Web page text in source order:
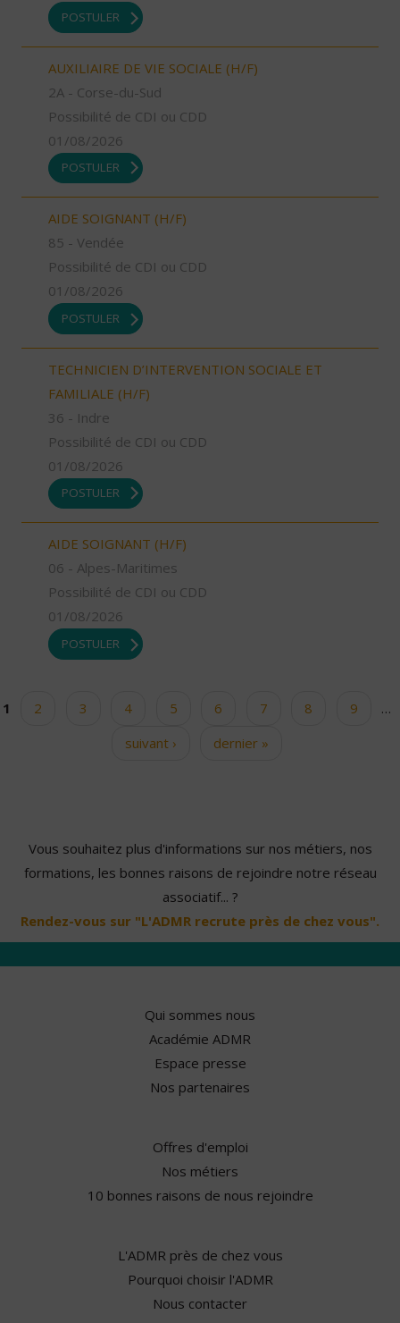
POSTULER
AUXILIAIRE DE VIE SOCIALE (H/F)
2A - Corse-du-Sud
Possibilité de CDI ou CDD
01/08/2026
POSTULER
AIDE SOIGNANT (H/F)
85 - Vendée
Possibilité de CDI ou CDD
01/08/2026
POSTULER
TECHNICIEN D’INTERVENTION SOCIALE ET
FAMILIALE (H/F)
36 - Indre
Possibilité de CDI ou CDD
01/08/2026
POSTULER
AIDE SOIGNANT (H/F)
06 - Alpes-Maritimes
Possibilité de CDI ou CDD
01/08/2026
POSTULER
Pages
1 2 3 4 5 6 7 8 9
…
suivant ›
dernier »
Vous souhaitez plus d'informations sur nos métiers, nos
formations, les bonnes raisons de rejoindre notre réseau
associatif... ?
Rendez-vous sur "L'ADMR recrute près de chez vous".
Qui sommes nous
Académie ADMR
Espace presse
Nos partenaires
Offres d'emploi
Nos métiers
10 bonnes raisons de nous rejoindre
L'ADMR près de chez vous
Pourquoi choisir l'ADMR
Nous contacter